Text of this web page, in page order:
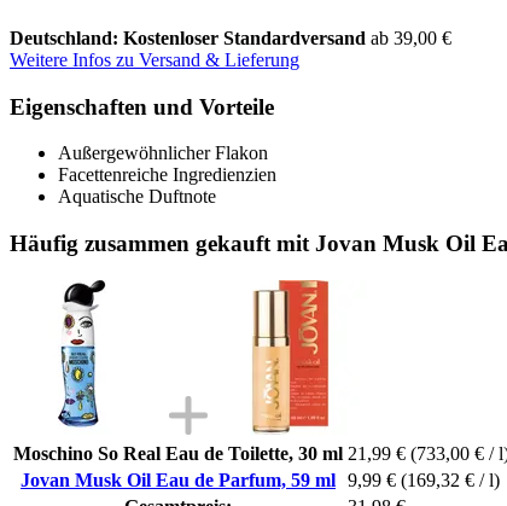
Deutschland: Kostenloser Standardversand ab 39,00 €
Weitere Infos zu Versand & Lieferung
Eigenschaften und Vorteile
Außergewöhnlicher Flakon
Facettenreiche Ingredienzien
Aquatische Duftnote
Häufig zusammen gekauft mit Jovan Musk Oil
Moschino So Real Eau de Toilette, 30 ml 21,99 € (733,00 € /
Jovan Musk Oil Eau de Parfum, 59 ml 9,99 € (169,32 € / l)